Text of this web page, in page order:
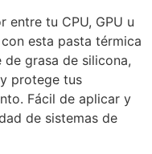
entre tu CPU, GPU u
esta pasta térmica
grasa de silicona,
protege tus
Fácil de aplicar y
de sistemas de